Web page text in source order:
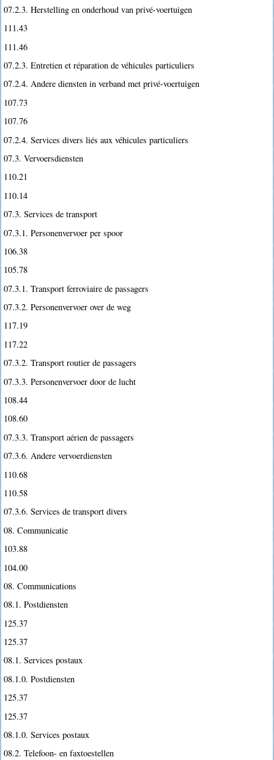
07.2.3. Herstelling en onderhoud van privé-voertuigen
111.43
111.46
07.2.3. Entretien et réparation de véhicules particuliers
07.2.4. Andere diensten in verband met privé-voertuigen
107.73
107.76
07.2.4. Services divers liés aux véhicules particuliers
07.3. Vervoersdiensten
110.21
110.14
07.3. Services de transport
07.3.1. Personenvervoer per spoor
106.38
105.78
07.3.1. Transport ferroviaire de passagers
07.3.2. Personenvervoer over de weg
117.19
117.22
07.3.2. Transport routier de passagers
07.3.3. Personenvervoer door de lucht
108.44
108.60
07.3.3. Transport aérien de passagers
07.3.6. Andere vervoerdiensten
110.68
110.58
07.3.6. Services de transport divers
08. Communicatie
103.88
104.00
08. Communications
08.1. Postdiensten
125.37
125.37
08.1. Services postaux
08.1.0. Postdiensten
125.37
125.37
08.1.0. Services postaux
08.2. Telefoon- en faxtoestellen